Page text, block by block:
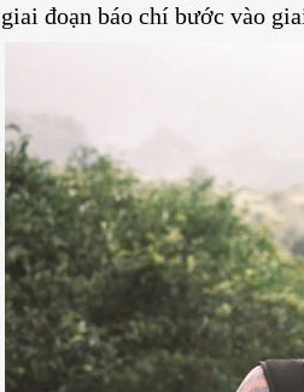
giai đoạn báo chí bước vào